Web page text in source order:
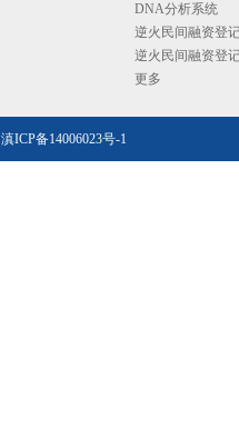
DNA分析系统
逆火民间融资登
逆火民间融资登
更多
滇ICP备14006023号-1